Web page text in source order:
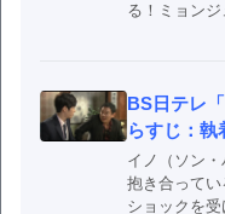
る！ミョン
BS日テレ
らすじ：執
イノ（ソン
抱き合って
ショックを